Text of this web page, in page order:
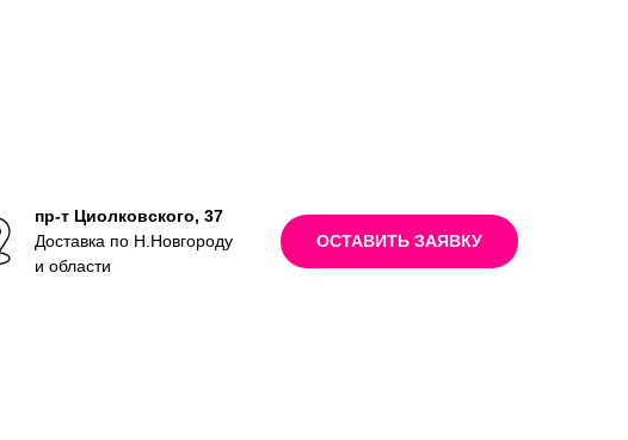
пр-т Циолковского, 37
Доставка по Н.Новгороду
и области
ОСТАВИТЬ ЗАЯВКУ